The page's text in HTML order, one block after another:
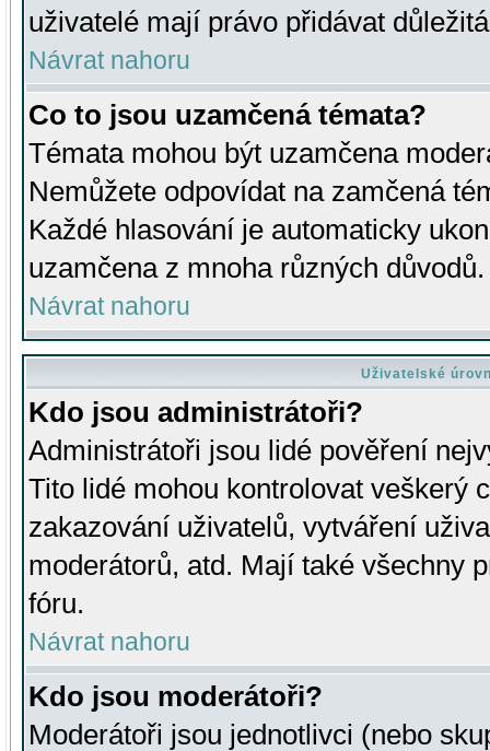
uživatelé mají právo přidávat
Návrat nahoru
Co to jsou uzamčená témata?
Témata mohou být uzamčena
Nemůžete odpovídat na zamčená
Každé hlasování je automaticky
uzamčena z mnoha různých důvodů.
Návrat nahoru
Uživatelské
Kdo jsou administrátoři?
Administrátoři jsou lidé pověření
Tito lidé mohou kontrolovat veškerý
zakazování uživatelů, vytváření
moderátorů, atd. Mají také všechny
fóru.
Návrat nahoru
Kdo jsou moderátoři?
Moderátoři jsou jednotlivci (nebo